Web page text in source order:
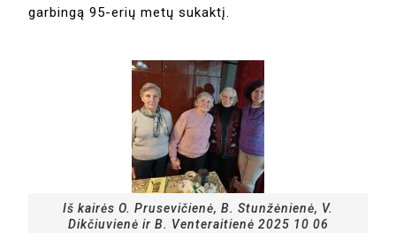
garbingą 95-erių metų sukaktį.
Iš kairės O. Prusevičienė, B. Stunžėnienė, V.
Dikčiuvienė ir B. Venteraitienė 2025 10 06